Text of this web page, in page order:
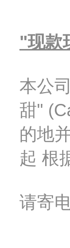
"现款
本公
甜"
的地
起 根
请寄